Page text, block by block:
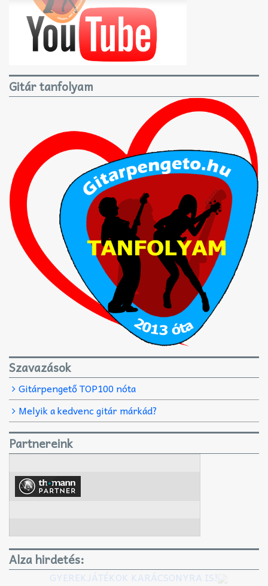
Gitár tanfolyam
Szavazások
Gitárpengető TOP100 nóta
Melyik a kedvenc gitár márkád?
Partnereink
Alza hirdetés:
GYEREKJÁTÉKOK KARÁCSONYRA IS!